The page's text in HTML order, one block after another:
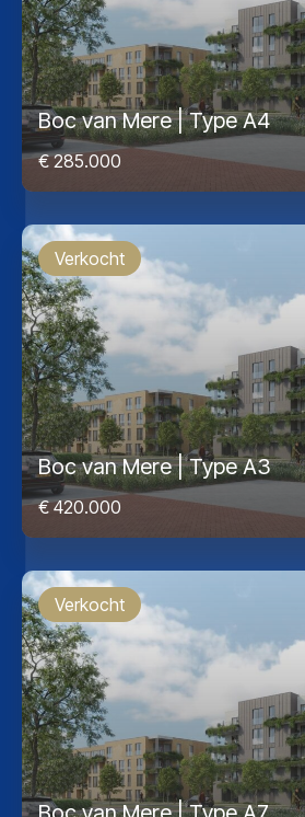
Boc van Mere | Type A4
€ 285.000
Verkocht
Boc van Mere | Type A3
€ 420.000
Verkocht